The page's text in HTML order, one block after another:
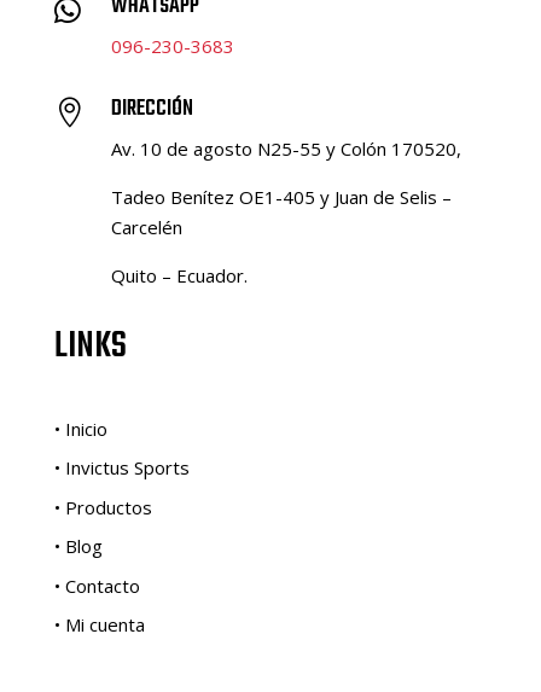

096-230-3683
 DIRECCIÓN
Av. 10 de agosto N25-55 y Colón 170520,
Tadeo Benítez OE1-405 y Juan de Selis –
Carcelén
Quito – Ecuador.
LINKS
• Inicio
• Invictus Sports
• Productos
• Blog
• Contacto
• Mi cuenta